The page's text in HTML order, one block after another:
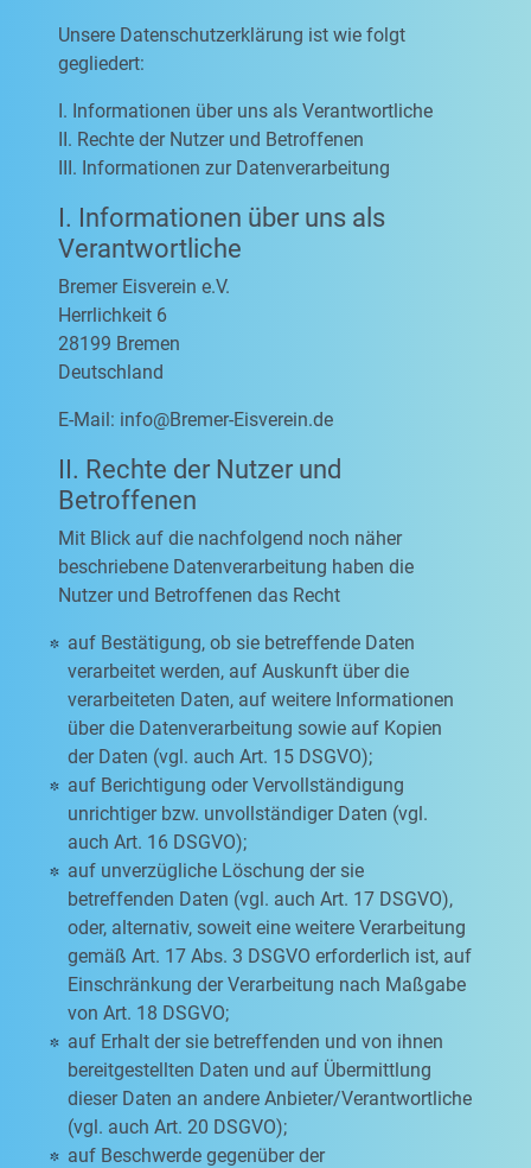
Unsere Datenschutzerklärung ist wie folgt
gegliedert:
I. Informationen über uns als Verantwortliche
II. Rechte der Nutzer und Betroffenen
III. Informationen zur Datenverarbeitung
I. Informationen über uns als
Verantwortliche
Bremer Eisverein e.V.
Herrlichkeit 6
28199 Bremen
Deutschland
E-Mail: info@Bremer-Eisverein.de
II. Rechte der Nutzer und
Betroffenen
Mit Blick auf die nachfolgend noch näher
beschriebene Datenverarbeitung haben die
Nutzer und Betroffenen das Recht
auf Bestätigung, ob sie betreffende Daten
verarbeitet werden, auf Auskunft über die
verarbeiteten Daten, auf weitere Informationen
über die Datenverarbeitung sowie auf Kopien
der Daten (vgl. auch Art. 15 DSGVO);
auf Berichtigung oder Vervollständigung
unrichtiger bzw. unvollständiger Daten (vgl.
auch Art. 16 DSGVO);
auf unverzügliche Löschung der sie
betreffenden Daten (vgl. auch Art. 17 DSGVO),
oder, alternativ, soweit eine weitere Verarbeitung
gemäß Art. 17 Abs. 3 DSGVO erforderlich ist, auf
Einschränkung der Verarbeitung nach Maßgabe
von Art. 18 DSGVO;
auf Erhalt der sie betreffenden und von ihnen
bereitgestellten Daten und auf Übermittlung
dieser Daten an andere Anbieter/Verantwortliche
(vgl. auch Art. 20 DSGVO);
auf Beschwerde gegenüber der